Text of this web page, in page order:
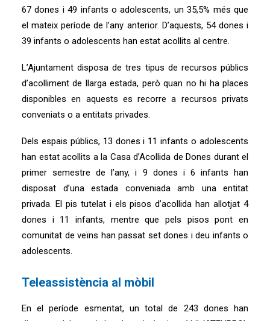
67 dones i 49 infants o adolescents, un 35,5% més que
el mateix període de l’any anterior. D’aquests, 54 dones i
39 infants o adolescents han estat acollits al centre.
L’Ajuntament disposa de tres tipus de recursos públics
d’acolliment de llarga estada, però quan no hi ha places
disponibles en aquests es recorre a recursos privats
conveniats o a entitats privades.
Dels espais públics, 13 dones i 11 infants o adolescents
han estat acollits a la Casa d’Acollida de Dones durant el
primer semestre de l’any, i 9 dones i 6 infants han
disposat d’una estada conveniada amb una entitat
privada. El pis tutelat i els pisos d’acollida han allotjat 4
dones i 11 infants, mentre que pels pisos pont en
comunitat de veïns han passat set dones i deu infants o
adolescents.
Teleassistència al mòbil
En el període esmentat, un total de 243 dones han